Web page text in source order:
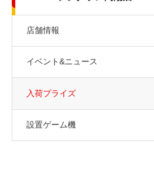
店舗情報
イベント&ニュース
入荷プライズ
設置ゲーム機